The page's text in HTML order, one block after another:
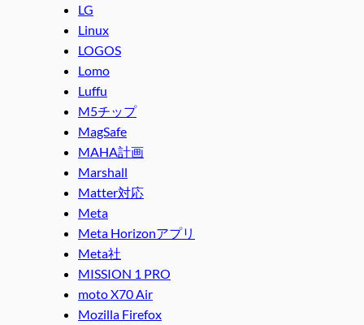
LG
Linux
LOGOS
Lomo
Luffu
M5チップ
MagSafe
MAHA計画
Marshall
Matter対応
Meta
Meta Horizonアプリ
Meta社
MISSION 1 PRO
moto X70 Air
Mozilla Firefox